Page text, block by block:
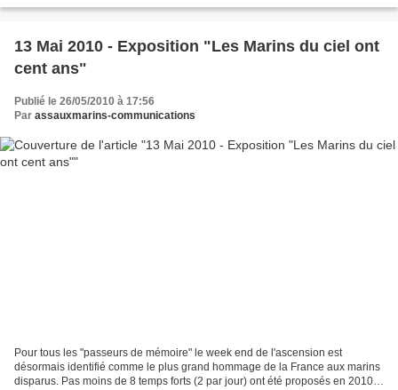
13 Mai 2010 - Exposition "Les Marins du ciel ont
cent ans"
Publié le 26/05/2010 à 17:56
Par assauxmarins-communications
Pour tous les "passeurs de mémoire" le week end de l'ascension est
désormais identifié comme le plus grand hommage de la France aux marins
disparus. Pas moins de 8 temps forts (2 par jour) ont été proposés en 2010